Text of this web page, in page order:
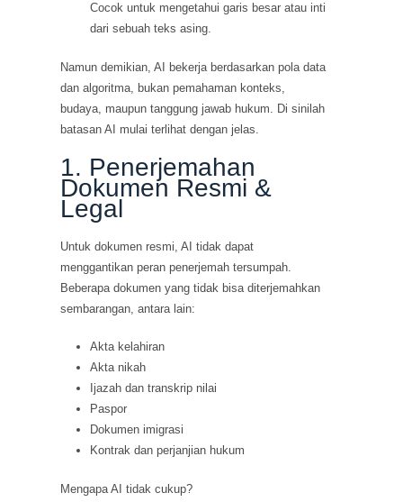
Cocok untuk mengetahui garis besar atau inti
dari sebuah teks asing.
Namun demikian, AI bekerja berdasarkan pola data
dan algoritma, bukan pemahaman konteks,
budaya, maupun tanggung jawab hukum. Di sinilah
batasan AI mulai terlihat dengan jelas.
1. Penerjemahan
Dokumen Resmi &
Legal
Untuk dokumen resmi, AI tidak dapat
menggantikan peran penerjemah tersumpah.
Beberapa dokumen yang tidak bisa diterjemahkan
sembarangan, antara lain:
Akta kelahiran
Akta nikah
Ijazah dan transkrip nilai
Paspor
Dokumen imigrasi
Kontrak dan perjanjian hukum
Mengapa AI tidak cukup?